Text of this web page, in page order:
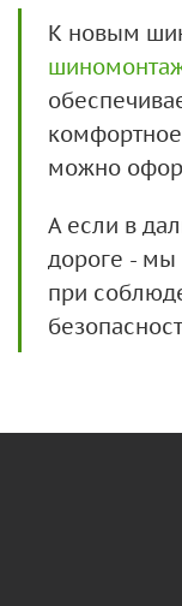
К новым
можно
А если в
дороге -
при